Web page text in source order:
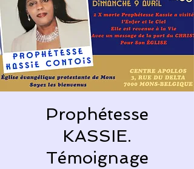
Prophétesse
KASSIE.
Témoignage